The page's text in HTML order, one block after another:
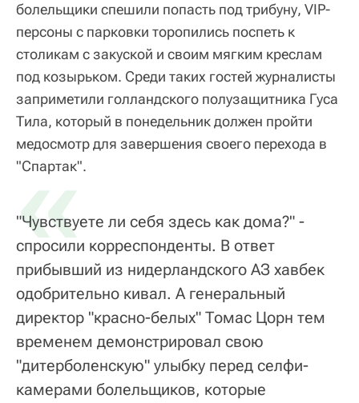
болельщики спешили попасть под трибуну, VIP-
персоны с парковки торопились поспеть к
столикам с закуской и своим мягким креслам
под козырьком. Среди таких гостей журналисты
заприметили голландского полузащитника Гуса
Тила, который в понедельник должен пройти
медосмотр для завершения своего перехода в
"Спартак".
«
"Чувствуете ли себя здесь как дома?" -
спросили корреспонденты. В ответ
прибывший из нидерландского АЗ хавбек
одобрительно кивал. А генеральный
директор "красно-белых" Томас Цорн тем
временем демонстрировал свою
"дитерболенскую" улыбку перед селфи-
камерами болельщиков, которые